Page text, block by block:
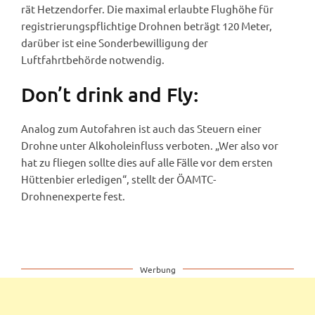
rät Hetzendorfer. Die maximal erlaubte Flughöhe für
registrierungspflichtige Drohnen beträgt 120 Meter,
darüber ist eine Sonderbewilligung der
Luftfahrtbehörde notwendig.
Don’t drink and Fly:
Analog zum Autofahren ist auch das Steuern einer
Drohne unter Alkoholeinfluss verboten. „Wer also vor
hat zu fliegen sollte dies auf alle Fälle vor dem ersten
Hüttenbier erledigen“, stellt der ÖAMTC-
Drohnenexperte fest.
Werbung